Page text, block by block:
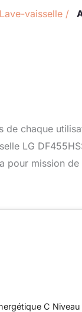
Lave-vaisselle /
de chaque
LG
pour mission
C Niveau